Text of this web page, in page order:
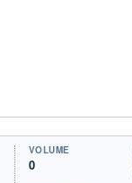
VOLUME
0